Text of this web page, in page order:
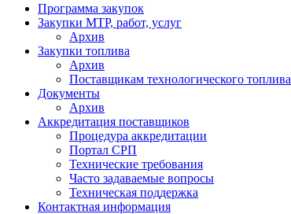
Программа закупок
Закупки МТР, работ, услуг
Архив
Закупки топлива
Архив
Поставщикам технологического топлива
Документы
Архив
Аккредитация поставщиков
Процедура аккредитации
Портал СРП
Технические требования
Часто задаваемые вопросы
Техническая поддержка
Контактная информация